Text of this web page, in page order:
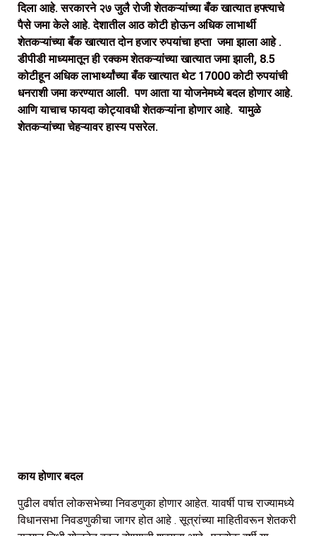
दिला आहे. सरकारने २७ जुलै रोजी शेतकऱ्यांच्या बँक खात्यात हफ्त्याचे
पैसे जमा केले आहे. देशातील आठ कोटी होऊन अधिक लाभार्थी
शेतकऱ्यांच्या बँक खात्यात दोन हजार रुपयांचा हप्ता जमा झाला आहे .
डीपीडी माध्यमातून ही रक्कम शेतकऱ्यांच्या खात्यात जमा झाली, 8.5
कोटीहून अधिक लाभार्थ्यांच्या बँक खात्यात थेट 17000 कोटी रुपयांची
धनराशी जमा करण्यात आली. पण आता या योजनेमध्ये बदल होणार आहे.
आणि याचाच फायदा कोट्यावधी शेतकऱ्यांना होणार आहे. यामुळे
शेतकऱ्यांच्या चेहऱ्यावर हास्य पसरेल.
काय होणार बदल
पुढील वर्षात लोकसभेच्या निवडणुका होणार आहेत. यावर्षी पाच राज्यामध्ये
विधानसभा निवडणुकीचा जागर होत आहे . सूत्रांच्या माहितीवरून शेतकरी